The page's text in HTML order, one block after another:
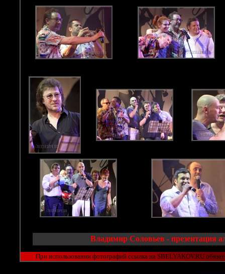
Владимир Соловьев - презентация
При использовании фотографий ссылка на SBELYAKOV.RU